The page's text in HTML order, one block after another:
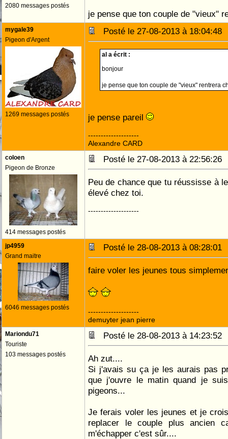
2080 messages postés
je pense que ton couple de "vieux"
mygale39
Pigeon d'Argent
1269 messages postés
Posté le 27-08-2013 à
al a écrit :
bonjour
je pense que ton couple de "vieux" rentrera
je pense pareil
--------------------
Alexandre CARD
coloen
Pigeon de Bronze
414 messages postés
Posté le 27-08-2013 à
Peu de chance que tu réussisse à
élevé chez toi.
--------------------
jp4959
Grand maitre
6046 messages postés
Posté le 28-08-2013 à
faire voler les jeunes tous
--------------------
demuyter jean pierre
Mariondu71
Touriste
103 messages postés
Posté le 28-08-2013 à
Ah zut....
Si j'avais su ça je les aurais pas
que j'ouvre le matin quand je
pigeons...
Je ferais voler les jeunes et je
replacer le couple plus ancien
m'échapper c'est sûr....